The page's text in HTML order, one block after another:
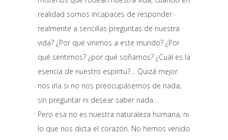
realidad somos incapaces de responder
realmente a sencillas preguntas de nuestra
vida? ¿Por qué vinimos a este mundo? ¿Por
qué sentimos? ¿por qué soñamos? ¿Cuál es la
esencia de nuestro espíritu?… Quizá mejor
nos iría si no nos preocupásemos de nada;
sin preguntar ni desear saber nada…
Pero esa no es nuestra naturaleza humana, ni
lo que nos dicta el corazón. No hemos venido